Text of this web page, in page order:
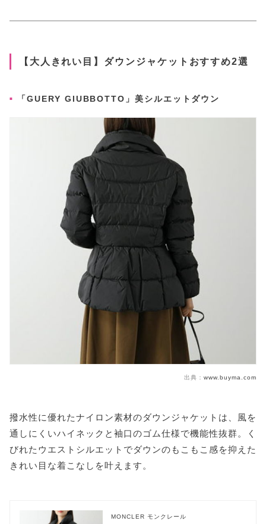
【大人きれい目】ダウンジャケットおすすめ2選
「GUERY GIUBBOTTO」美シルエットダウン
出典： www.buyma.com
撥水性に優れたナイロン素材のダウンジャケットは、風を
通しにくいハイネックと袖口のゴム仕様で機能性抜群。く
びれたウエストシルエットでダウンのもこもこ感を抑えた
きれい目な着こなしを叶えます。
MONCLER モンクレール